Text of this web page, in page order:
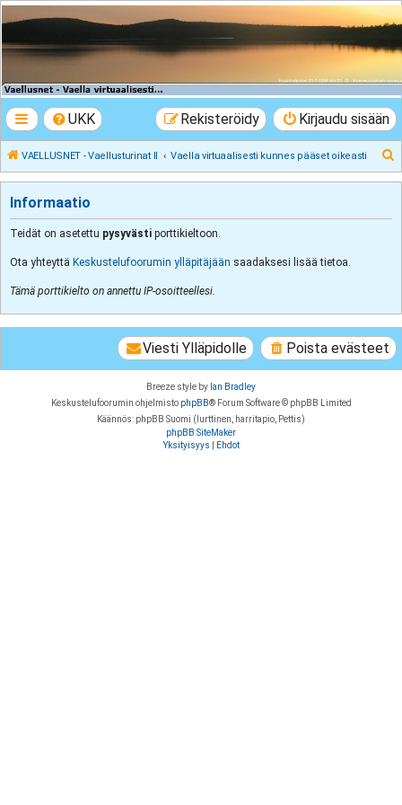
VAELLUSNET -
Vaellusturinat II
UKK Kirjaudu sisään
Rekisteröidy
VAELLUSNET - Vaellusturinat II Vaella virtuaalisesti kunnes pääset oikeasti
Informaatio
Teidät on asetettu pysyvästi porttikieltoon.
Ota yhteyttä Keskustelufoorumin ylläpitäjään saadaksesi lisää tietoa.
Tämä porttikielto on annettu IP-osoitteellesi.
Poista evästeet
Viesti Ylläpidolle
Breeze style by Ian Bradley
Keskustelufoorumin ohjelmisto phpBB® Forum Software © phpBB Limited
Käännös: phpBB Suomi (lurttinen, harritapio, Pettis)
phpBB SiteMaker
Yksityisyys
Ehdot